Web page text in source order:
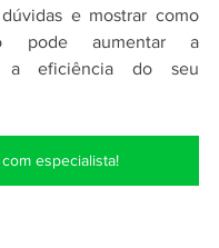
e mostrar como
pode aumentar a
a eficiência do seu
com especialista!